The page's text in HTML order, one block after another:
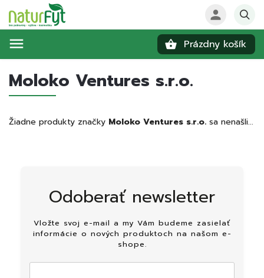
Prázdny košík
Moloko Ventures s.r.o.
Žiadne produkty značky Moloko Ventures s.r.o. sa nenašli...
Odoberať newsletter
Vložte svoj e-mail a my Vám budeme zasielať
informácie o nových produktoch na našom e-
shope.